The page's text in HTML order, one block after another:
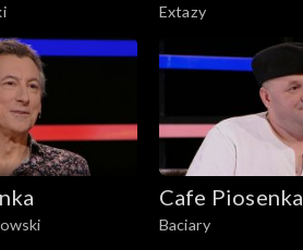
Extazy
Cafe Piosenka
Baciary